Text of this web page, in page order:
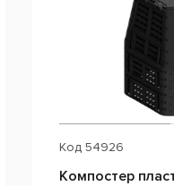
Код54926
Компостер